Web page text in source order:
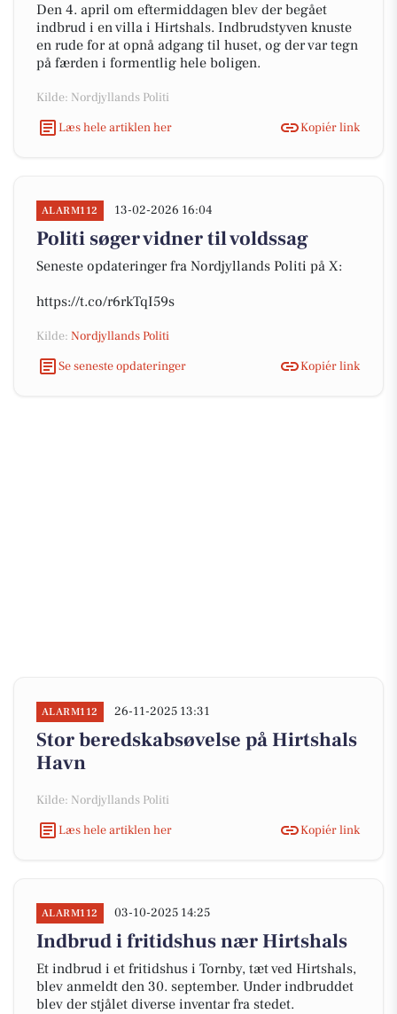
Den 4. april om eftermiddagen blev der begået
indbrud i en villa i Hirtshals. Indbrudstyven knuste
en rude for at opnå adgang til huset, og der var tegn
på færden i formentlig hele boligen.
Kilde: Nordjyllands Politi
Læs hele artiklen her
Kopiér link
ALARM112 13-02-2026 16:04
Politi søger vidner til voldssag
Seneste opdateringer fra Nordjyllands Politi på X:
https://t.co/r6rkTqI59s
Kilde: Nordjyllands Politi
Se seneste opdateringer
Kopiér link
ALARM112 26-11-2025 13:31
Stor beredskabsøvelse på Hirtshals
Havn
Kilde: Nordjyllands Politi
Læs hele artiklen her
Kopiér link
ALARM112 03-10-2025 14:25
Indbrud i fritidshus nær Hirtshals
Et indbrud i et fritidshus i Tornby, tæt ved Hirtshals,
blev anmeldt den 30. september. Under indbruddet
blev der stjålet diverse inventar fra stedet.